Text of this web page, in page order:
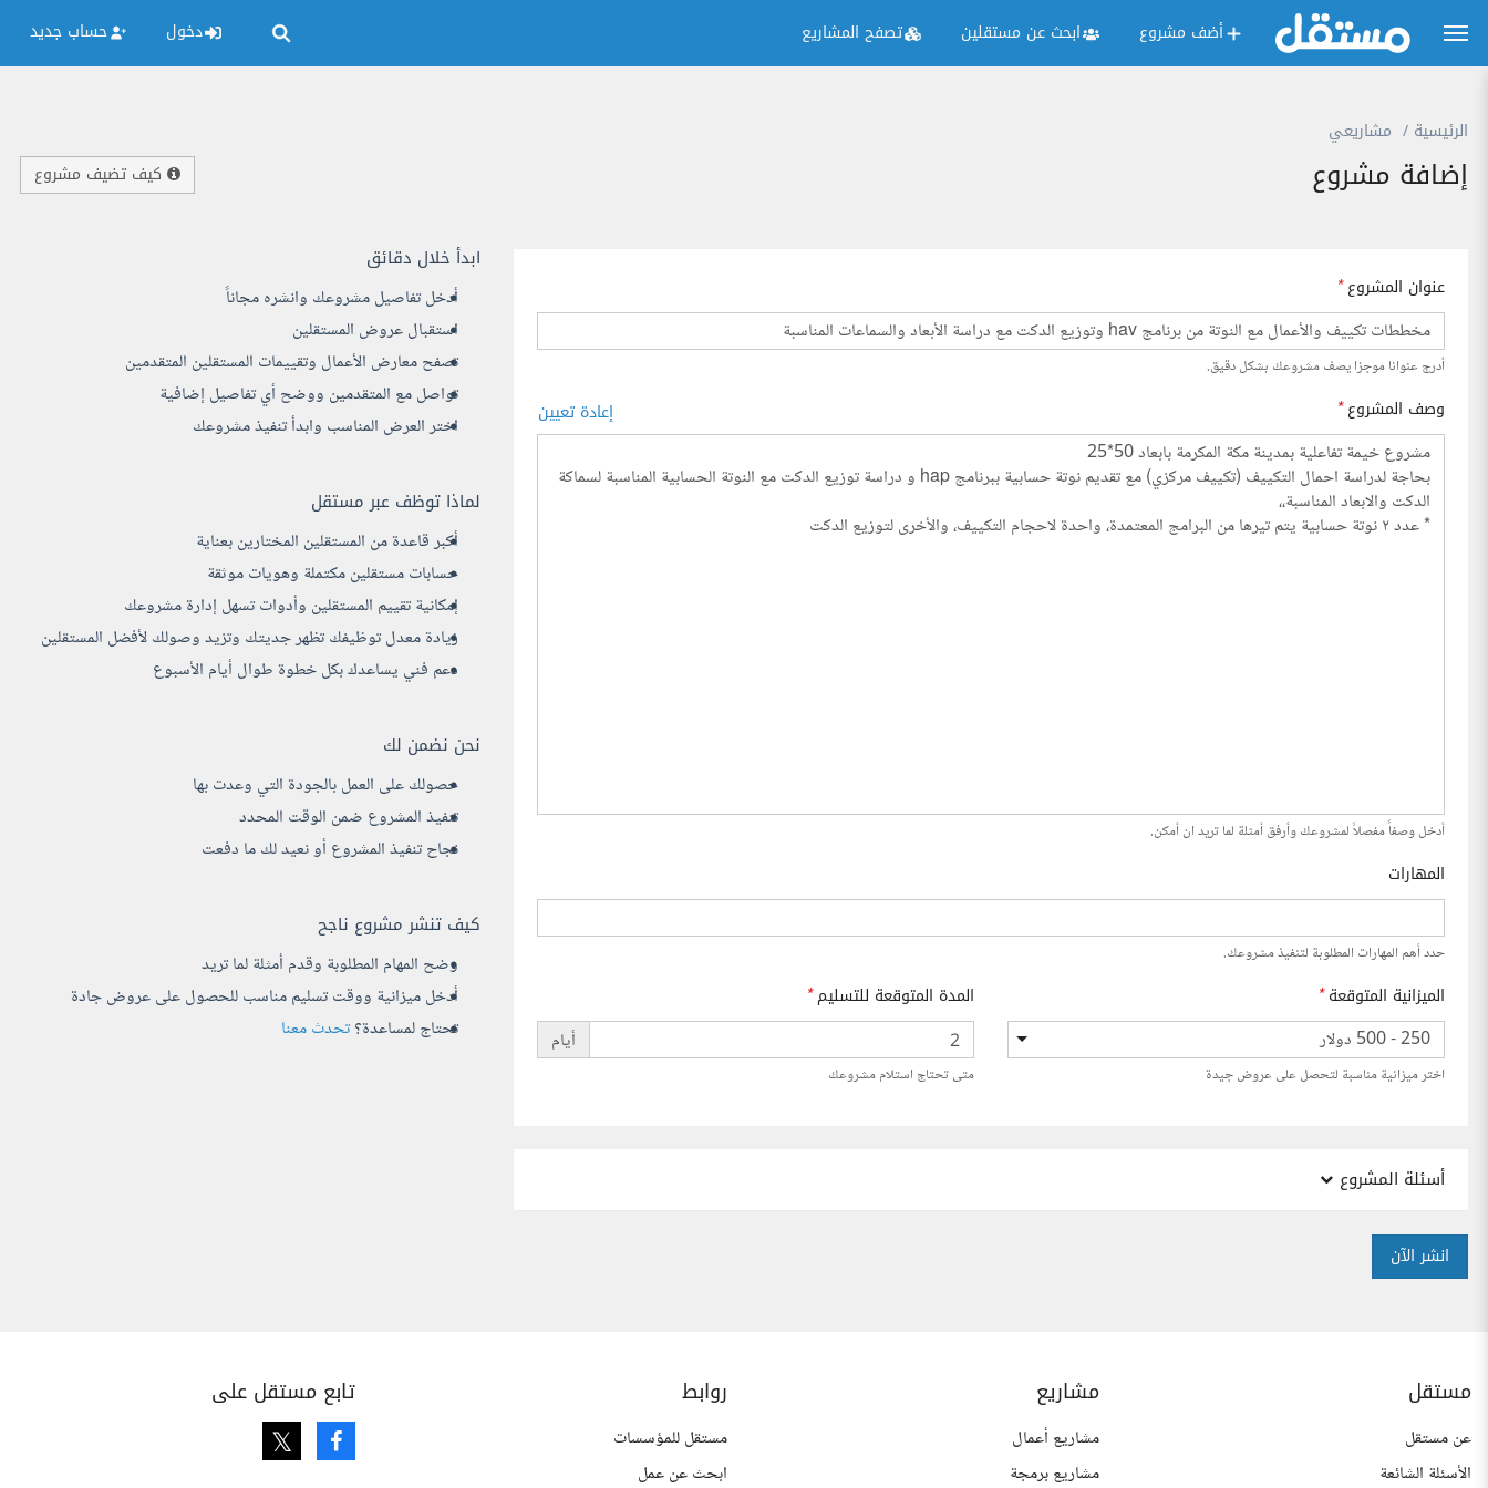
أضف مشروع ابحث عن مستقلين تصفح المشاريع دخول حساب جديد
الرئيسية مشاريعي
إضافة مشروع كيف تضيف مشروع
ابدأ خلال دقائق
أدخل تفاصيل مشروعك وانشره مجاناً
استقبال عروض المستقلين
تصفح معارض الأعمال وتقييمات المستقلين المتقدمين
تواصل مع المتقدمين ووضح أي تفاصيل إضافية
اختر العرض المناسب وابدأ تنفيذ مشروعك
لماذا توظف عبر مستقل
أكبر قاعدة من المستقلين المختارين بعناية
حسابات مستقلين مكتملة وهويات موثقة
إمكانية تقييم المستقلين وأدوات تسهل إدارة مشروعك
زيادة معدل توظيفك تظهر جديتك وتزيد وصولك لأفضل المستقلين
دعم فني يساعدك بكل خطوة طوال أيام الأسبوع
نحن نضمن لك
حصولك على العمل بالجودة التي وعدت بها
تنفيذ المشروع ضمن الوقت المحدد
نجاح تنفيذ المشروع أو نعيد لك ما دفعت
كيف تنشر مشروع ناجح
وضح المهام المطلوبة وقدم أمثلة لما تريد
أدخل ميزانية ووقت تسليم مناسب للحصول على عروض جادة
تحتاج لمساعدة؟تحدث معنا
عنوان المشروع*
أدرج عنوانا موجزا يصف مشروعك بشكل دقيق.
وصف المشروع* إعادة تعيين
أدخل وصفاً مفصلاً لمشروعك وأرفق أمثلة لما تريد ان أمكن.
المهارات
حدد أهم المهارات المطلوبة لتنفيذ مشروعك.
الميزانية المتوقعة*
250 - 500 دولار
اختر ميزانية مناسبة لتحصل على عروض جيدة
المدة المتوقعة للتسليم*
أيام
متى تحتاج استلام مشروعك
أسئلة المشروع
انشر الآن
مستقل
عن مستقل
الأسئلة الشائعة
مشاريع
مشاريع أعمال
مشاريع برمجة
روابط
مستقل للمؤسسات
ابحث عن عمل
تابع مستقل على
Facebook
Twitter